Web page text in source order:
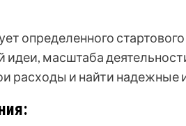
определенного
масштаба
расходы и найти надежные